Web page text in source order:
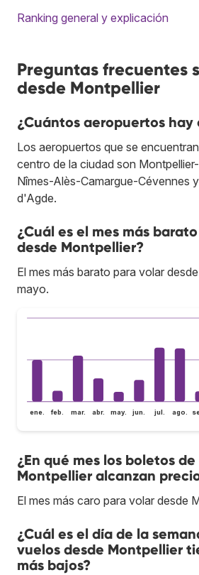
Ranking general y explicación
Preguntas frecuentes
desde Montpellier
¿Cuántos aeropuertos
Los aeropuertos que se
centro de la ciudad son
Nîmes-Alès-Camargue-Cévennes
d'Agde.
¿Cuál es el mes más
desde Montpellier?
El mes más barato para volar
mayo.
ene. feb. mar. abr. may. jun. jul. ago.
¿En qué mes los boletos
Montpellier alcanzan
El mes más caro para volar desde
¿Cuál es el día de la
vuelos desde Montpellier
más bajos?